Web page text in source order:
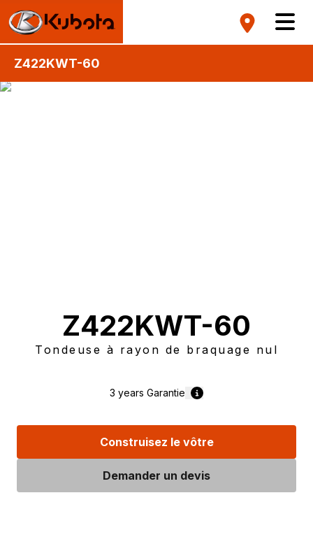
Z422KWT-60
Z422KWT-60
Tondeuse à rayon de braquage nul
3 years Garantie
Construisez le vôtre
Demander un devis